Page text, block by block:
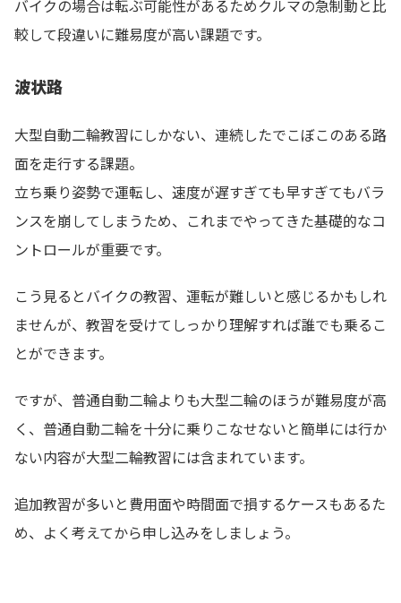
バイクの場合は転ぶ可能性があるためクルマの急制動と比
較して段違いに難易度が高い課題です。
波状路
大型自動二輪教習にしかない、連続したでこぼこのある路
面を走行する課題。
立ち乗り姿勢で運転し、速度が遅すぎても早すぎてもバラ
ンスを崩してしまうため、これまでやってきた基礎的なコ
ントロールが重要です。
こう見るとバイクの教習、運転が難しいと感じるかもしれ
ませんが、教習を受けてしっかり理解すれば誰でも乗るこ
とができます。
ですが、普通自動二輪よりも大型二輪のほうが難易度が高
く、普通自動二輪を十分に乗りこなせないと簡単には行か
ない内容が大型二輪教習には含まれています。
追加教習が多いと費用面や時間面で損するケースもあるた
め、よく考えてから申し込みをしましょう。